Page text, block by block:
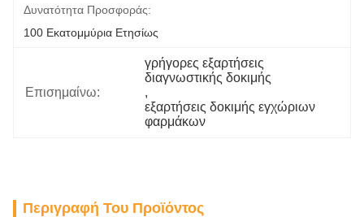
Δυνατότητα Προσφοράς:
100 Εκατομμύρια Ετησίως
Επισημαίνω:
γρήγορες εξαρτήσεις
διαγνωστικής δοκιμής
,
εξαρτήσεις δοκιμής εγχώριων
φαρμάκων
Περιγραφή Του Προϊόντος